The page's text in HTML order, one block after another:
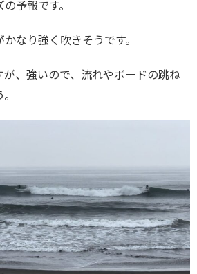
予報です。
なり強く吹きそうです。
が、強いので、流れやボードの跳ね